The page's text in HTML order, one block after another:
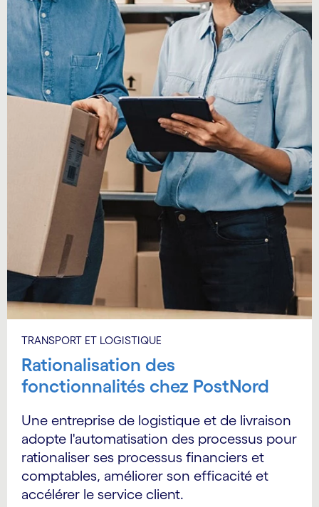
TRANSPORT ET LOGISTIQUE
Rationalisation des
fonctionnalités chez PostNord
Une entreprise de logistique et de livraison
adopte l'automatisation des processus pour
rationaliser ses processus financiers et
comptables, améliorer son efficacité et
accélérer le service client.